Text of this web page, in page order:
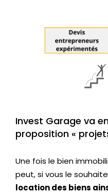
Invest Garage va
proposition «
Une fois le bien
peut, si vous le
location des biens